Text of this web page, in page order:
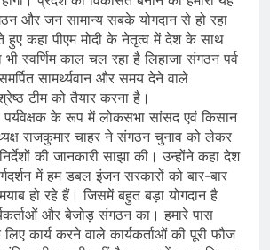
और जन सामान्य सबके योगदान से हो रहा
हुए कहा पीएम मोदी के नेतृत्व में देश के साथ
स्वर्णिम काल चल रहा है लिहाजा संगठन पर्व
सामर्थ्यवान और समय देने वाले
टीम को तैयार करना है।
पर्यवेक्षक के रूप में लोकसभा सांसद एवं किसान
राजकुमार चाहर ने संगठन चुनाव को लेकर
की जानकारी साझा की। उन्होंने कहा देश
में हम डबल इंजन सरकारों को बार-बार
हो रहे हैं। जिसमें बहुत बड़ा योगदान है
और बेजोड़ संगठन का। हमारे पास
कार्य करने वाले कार्यकर्ताओं की पूरी फौज